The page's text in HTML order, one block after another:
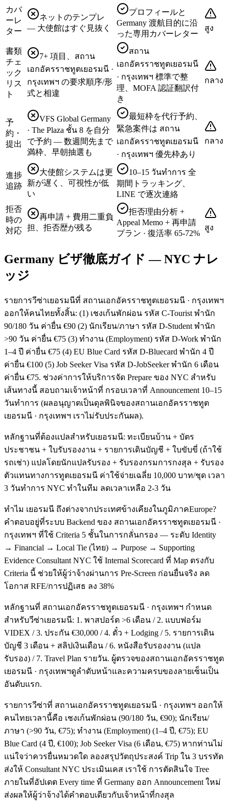
カバ
ーレ
ター
ネットのテンプレ
— 大使館はすぐ見抜く
プロフィールと
Germany 渡航目的に沿
った専用カバーレター
สูง
書類
チェ
ック
リス
ト
7+ 項目、สถาน
เอกอัครราชทูตเยอรมนี ·
กรุงเทพฯ の要求順序/形
式と相違
สถาน
เอกอัครราชทูตเยอรมนี
· กรุงเทพฯ 標準で整
理、MOFA 認証翻訳付
き
กลาง
予
約・
提出
VFS Global Germany
· The Plaza ชั้น 8 を自分
で予約 — 数週間先まで
満枠、早朝抽選も
最短枠を代行予約、
緊急案件は สถาน
เอกอัครราชทูตเยอรมนี
· กรุงเทพฯ 優先枠あり
กลาง
進捗
追跡
大使館システムは更
新が遅く、可視性が低
い
10–15 วันทำการ 全
期間トラッキング、
LINE で逐次連絡
拒否
時の
対応
再申請 + 費用二重負
担、拒否歴が残る
拒否理由分析 +
Appeal Memo + 再申請
プラン · 復活率 65-72%
สูง
Germany ビザ徹底ガイド — NYC ナレ
ッジ
รายการวีซ่าเยอรมนีที่ สถานเอกอัครราชทูตเยอรมนี · กรุงเทพฯ
ออกให้คนไทยทั้งสิ้น: (1) เชงเก้นพักผ่อน รหัส C-Tourist พำนัก
90/180 วัน ค่ายื่น €90 (2) นักเรียน/ภาษา รหัส D-Student พำนัก
>90 วัน ค่ายื่น €75 (3) ทำงาน (Employment) รหัส D-Work พำนัก
1–4 ปี ค่ายื่น €75 (4) EU Blue Card รหัส D-Bluecard พำนัก 4 ปี
ค่ายื่น €100 (5) Job Seeker Visa รหัส D-JobSeeker พำนัก 6 เดือน
ค่ายื่น €75. ช่วงค่าการให้บริการจัด Prepare ของ NYC สำหรับ
เส้นทางนี้ สอบถามเจ้าหน้าที่ กรอบเวลาที่ Announcement 10–15
วันทำการ (ผลอนุญาตเป็นดุลพินิจของสถานเอกอัครราชทูต
เยอรมนี · กรุงเทพฯ เราไม่รับประกันผล).
หลักฐานที่ต้องแปลสำหรับเยอรมนี: ทะเบียนบ้าน + บัตร
ประชาชน + ใบรับรองงาน + รายการเดินบัญชี + ใบขับขี่ (ถ้าใช้
รถเช่า) แปลโดยนักแปลรับรอง + รับรองกรมการกงสุล + รับรอง
ตัวแทนทางการทูตเยอรมนี ค่าใช้จ่ายเฉลี่ย 10,000 บาท/ชุด เวลา
3 วันทำการ NYC ทำในทีม ลดเวลาเหลือ 2-3 วัน
ทำไม เยอรมนี ถึงต่างจากประเทศข้างเคียงในภูมิภาคEurope?
คำตอบอยู่ที่ระบบ Backend ของ สถานเอกอัครราชทูตเยอรมนี ·
กรุงเทพฯ ที่ใช้ Criteria 5 ชั้นในการกลั่นกรอง — ระดับ Identity
→ Financial → Local Tie (ไทย) → Purpose → Supporting
Evidence Consultant NYC ใช้ Internal Scorecard ที่ Map ตรงกับ
Criteria นี้ ช่วยให้ผู้ว่าจ้างผ่านการ Pre-Screen ก่อนยื่นจริง ลด
โอกาส RFE/การปฏิเสธ ลง 38%
หลักฐานที่ สถานเอกอัครราชทูตเยอรมนี · กรุงเทพฯ กำหนด
สำหรับวีซ่าเยอรมนี: 1. พาสปอร์ต >6 เดือน / 2. แบบฟอร์ม
VIDEX / 3. ประกัน €30,000 / 4. ตั๋ว + Lodging / 5. รายการเดิน
บัญชี 3 เดือน + สลิปเงินเดือน / 6. หนังสือรับรองงาน (แปล
รับรอง) / 7. Travel Plan รายวัน. ผู้ตรวจของสถานเอกอัครราชทูต
เยอรมนี · กรุงเทพฯดูลำดับหน้าและความครบของลายเซ็นเป็น
อันดับแรก.
รายการวีซ่าที่ สถานเอกอัครราชทูตเยอรมนี · กรุงเทพฯ ออกให้
คนไทยเวลานี้คือ เชงเก้นพักผ่อน (90/180 วัน, €90); นักเรียน/
ภาษา (>90 วัน, €75); ทำงาน (Employment) (1–4 ปี, €75); EU
Blue Card (4 ปี, €100); Job Seeker Visa (6 เดือน, €75) หากท่านไม่
แน่ใจว่าควรยื่นหมวดใด ลองสรุปวัตถุประสงค์ Trip ใน 3 บรรทัด
ส่งให้ Consultant NYC ประเมินเคส เราใช้ การตัดสินใจ Tree
ภายในที่อัปเดต Every time ที่ Germany ออก Announcement ใหม่
ส่งผลให้ผู้ว่าจ้างได้คำตอบเดียวกับเจ้าหน้าที่กงสุล